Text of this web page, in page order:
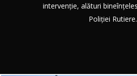
intervenție, alături
Poliției Rutiere.